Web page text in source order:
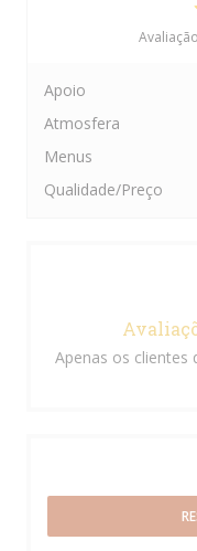
Apoio
Atmosfera
Menus
Qualidade/Preço
Apenas os clientes